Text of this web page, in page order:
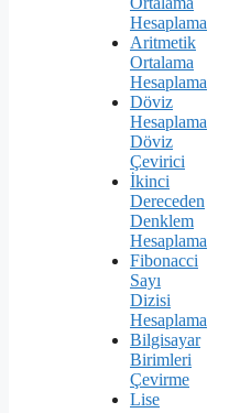
Hesaplama
Aritmetik
Ortalama
Hesaplama
Döviz
Hesaplama
Döviz
Çevirici
İkinci
Dereceden
Denklem
Hesaplama
Fibonacci
Sayı
Dizisi
Hesaplama
Bilgisayar
Birimleri
Çevirme
Lise